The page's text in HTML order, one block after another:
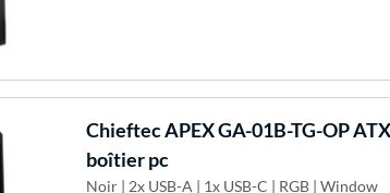
ChieftecAPEX GA-01B-TG-OP
boîtier pc
Noir | 2x USB-A | 1x USB-C | RGB | Window